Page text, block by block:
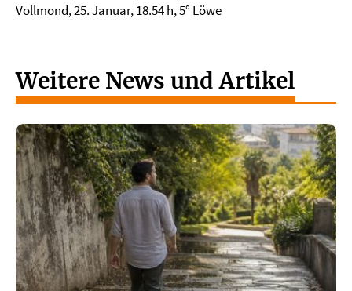
Vollmond, 25. Januar, 18.54 h, 5° Löwe
Weitere News und Artikel